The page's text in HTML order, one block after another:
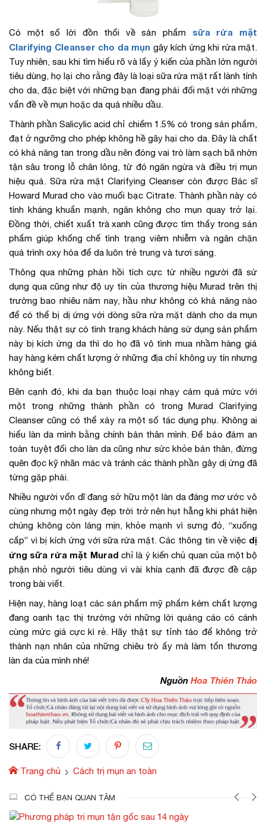
Có một số lời đồn thổi về sản phẩm sữa rửa mặt
Clarifying Cleanser cho da mụn gây kích ứng khi rửa mặt.
Tuy nhiên, sau khi tìm hiểu rõ và lấy ý kiến của phần lớn người
tiêu dùng, họ lại cho rằng đây là loại sữa rửa mặt rất lành tính
cho da, đặc biệt với những bạn đang phải đối mặt với những
vấn đề về mụn hoặc da quá nhiều dầu.
Thành phần Salicylic acid chỉ chiếm 1.5% có trong sản phẩm,
đạt ở ngưỡng cho phép không hề gây hại cho da. Đây là chất
có khả năng tan trong dầu nên đóng vai trò làm sạch bã nhờn
tận sâu trong lỗ chân lông, từ đó ngăn ngừa và điều trị mụn
hiệu quả. Sữa rửa mặt Clarifying Cleanser còn được Bác sĩ
Howard Murad cho vào muối bạc Citrate. Thành phần này có
tính kháng khuẩn mạnh, ngăn không cho mụn quay trở lại.
Đồng thời, chiết xuất trà xanh cũng được tìm thấy trong sản
phẩm giúp khống chế tình trạng viêm nhiễm và ngăn chặn
quá trình oxy hóa để da luôn trẻ trung và tươi sáng.
Thông qua những phản hồi tích cực từ nhiều người đã sử
dụng qua cũng như độ uy tín của thương hiệu Murad trên thị
trường bao nhiêu năm nay, hầu như không có khả năng nào
để có thể bị dị ứng với dòng sữa rửa mặt dành cho da mụn
này. Nếu thật sự có tình trạng khách hàng sử dụng sản phẩm
này bị kích ứng da thì do họ đã vô tình mua nhầm hàng giả
hay hàng kém chất lượng ở những địa chỉ không uy tín nhưng
không biết.
Bên cạnh đó, khi da bạn thuộc loại nhạy cảm quá mức với
một trong những thành phần có trong Murad Clarifying
Cleanser cũng có thể xảy ra một số tác dụng phụ. Không ai
hiểu làn da mình bằng chính bản thân mình. Để bảo đảm an
toàn tuyệt đối cho làn da cũng như sức khỏe bản thân, đừng
quên đọc kỹ nhãn mác và tránh các thành phần gây dị ứng đã
từng gặp phải.
Nhiều người vốn dĩ đang sở hữu một làn da đáng mơ ước vô
cùng nhưng một ngày đẹp trời trở nên hụt hẫng khi phát hiện
chúng không còn láng mịn, khỏe mạnh vì sưng đỏ, “xuống
cấp” vì bị kích ứng với sữa rửa mặt. Các thông tin về việc dị
ứng sữa rửa mặt Murad chỉ là ý kiến chủ quan của một bộ
phận nhỏ người tiêu dùng vì vài khía cạnh đã được đề cập
trong bài viết.
Hiện nay, hàng loạt các sản phẩm mỹ phẩm kém chất lượng
đang oanh tạc thị trường với những lời quảng cáo có cánh
cùng mức giá cực kì rẻ. Hãy thật sự tỉnh táo để không trở
thành nạn nhân của những chiêu trò ấy mà làm tổn thương
làn da của mình nhé!
Nguồn Hoa Thiên Thảo
SHARE:
Trang chủ Cách trị mụn an toàn
CÓ THỂ BẠN QUAN TÂM